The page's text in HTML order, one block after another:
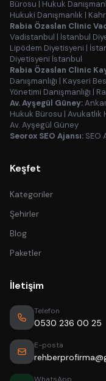
Bürosu | Hukuk
Hukuki Danışmanlık |
Rabia Özaslan Clinic
Vadistanbul | İstanbul
Lipödem Diyetisyeni |
Diyetisyeni İstanbul
Rabia Özaslan Clinic
Danışmanlığı | Kayseri
Yönetimi Danışmanlığı |
Av. Ayşegül Güney:
Hukuk Bürosu | Avukatlık
Av. Ayşegül Güney
Seorox SEO Ajansı: SEO
Keşfet
Kategoriler
Şehirler
Blog
Paketler
İletişim
Telefon
0530 236 00 25
E-posta